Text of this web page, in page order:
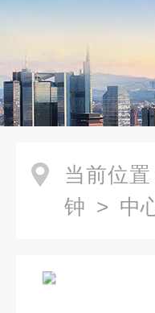
当前位置
钟 > 中